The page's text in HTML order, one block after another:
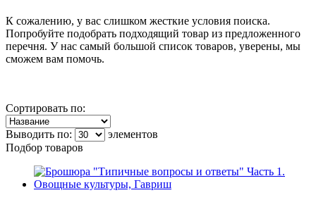
К сожалению, у вас слишком жесткие условия поиска.
Попробуйте подобрать подходящий товар из предложенного
перечня. У нас самый большой список товаров, уверены, мы
сможем вам помочь.
Сортировать по:
Выводить по:
элементов
Подбор товаров